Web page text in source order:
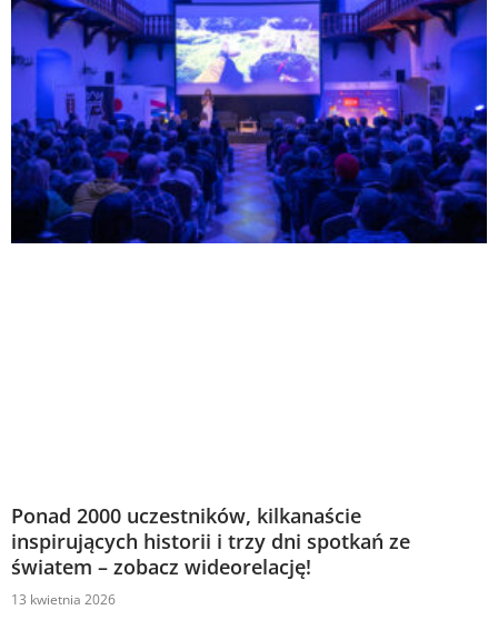
Ponad 2000 uczestników, kilkanaście
inspirujących historii i trzy dni spotkań ze
światem – zobacz wideorelację!
13 kwietnia 2026